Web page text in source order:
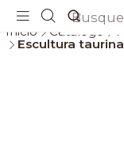
Inicio Catálogo
Escultura taurina